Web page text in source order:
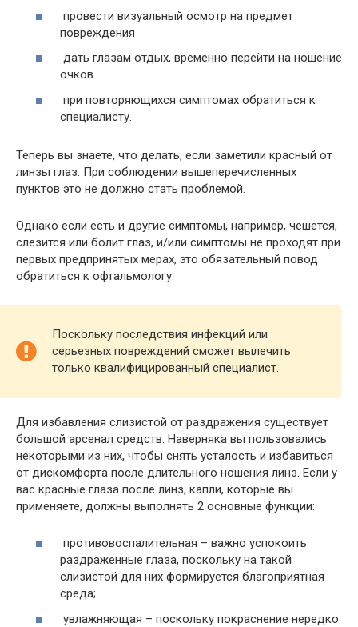
провести визуальный осмотр на предмет
повреждения
дать глазам отдых, временно перейти на ношение
очков
при повторяющихся симптомах обратиться к
специалисту.
Теперь вы знаете, что делать, если заметили красный от
линзы глаз. При соблюдении вышеперечисленных
пунктов это не должно стать проблемой.
Однако если есть и другие симптомы, например, чешется,
слезится или болит глаз, и/или симптомы не проходят при
первых предпринятых мерах, это обязательный повод
обратиться к офтальмологу.
Поскольку последствия инфекций или
серьезных повреждений сможет вылечить
только квалифицированный специалист.
Для избавления слизистой от раздражения существует
большой арсенал средств. Наверняка вы пользовались
некоторыми из них, чтобы снять усталость и избавиться
от дискомфорта после длительного ношения линз. Если у
вас красные глаза после линз, капли, которые вы
применяете, должны выполнять 2 основные функции:
противовоспалительная – важно успокоить
раздраженные глаза, поскольку на такой
слизистой для них формируется благоприятная
среда;
увлажняющая – поскольку покраснение нередко